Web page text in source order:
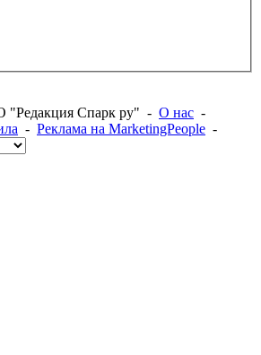
"Редакция Спарк ру" - О нас -
- Реклама на MarketingPeople -